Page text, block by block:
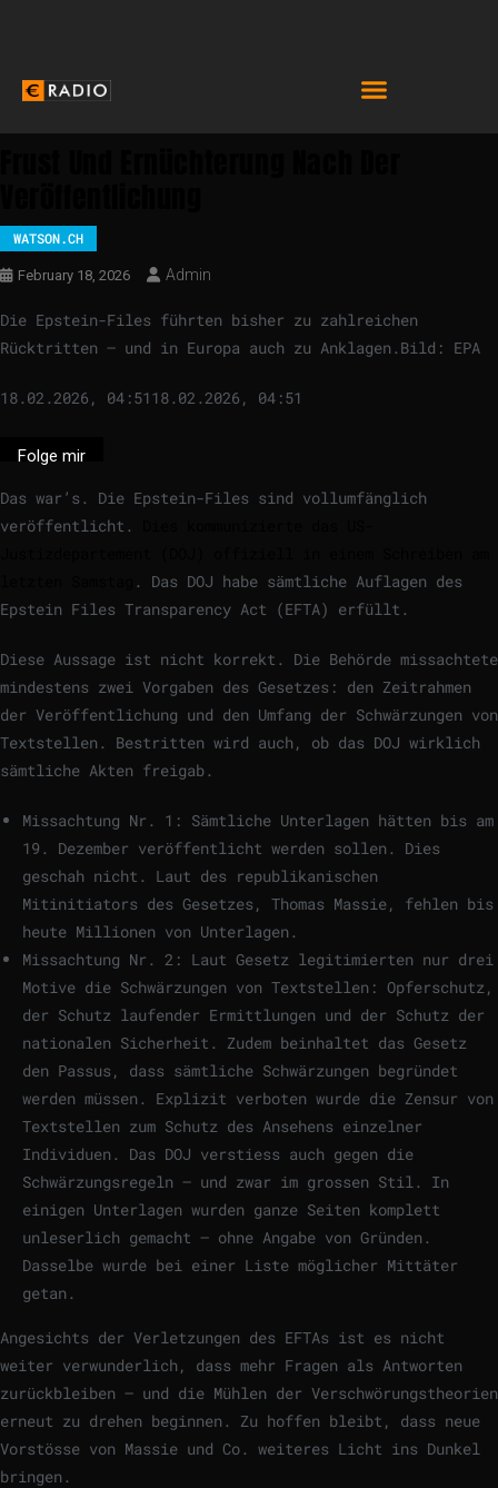
WATSON.CH
February 18, 2026 Admin
Die Epstein-Files führten bisher zu zahlreichen
Rücktritten – und in Europa auch zu Anklagen. Bild: EPA
18.02.2026, 04:5118.02.2026, 04:51
Folge mir
Das war’s. Die Epstein-Files sind vollumfänglich
veröffentlicht.
. Das DOJ habe sämtliche Auflagen des
Epstein Files Transparency Act (EFTA) erfüllt.
Diese Aussage ist nicht korrekt. Die Behörde missachtete
mindestens zwei Vorgaben des Gesetzes: den Zeitrahmen
der Veröffentlichung und den Umfang der Schwärzungen von
Textstellen. Bestritten wird auch, ob das DOJ wirklich
sämtliche Akten freigab.
Missachtung Nr. 1: Sämtliche Unterlagen hätten bis am
19. Dezember veröffentlicht werden sollen. Dies
geschah nicht. Laut des republikanischen
Mitinitiators des Gesetzes, Thomas Massie, fehlen bis
heute Millionen von Unterlagen.
Missachtung Nr. 2: Laut Gesetz legitimierten nur drei
Motive die Schwärzungen von Textstellen: Opferschutz,
der Schutz laufender Ermittlungen und der Schutz der
nationalen Sicherheit. Zudem beinhaltet das Gesetz
den Passus, dass sämtliche Schwärzungen begründet
werden müssen. Explizit verboten wurde die Zensur von
Textstellen zum Schutz des Ansehens einzelner
Individuen. Das DOJ verstiess auch gegen die
Schwärzungsregeln – und zwar im grossen Stil. In
einigen Unterlagen wurden ganze Seiten komplett
unleserlich gemacht – ohne Angabe von Gründen.
Dasselbe wurde bei einer Liste möglicher Mittäter
getan.
Angesichts der Verletzungen des EFTAs ist es nicht
weiter verwunderlich, dass mehr Fragen als Antworten
zurückbleiben – und die Mühlen der Verschwörungstheorien
erneut zu drehen beginnen. Zu hoffen bleibt, dass neue
Vorstösse von Massie und Co. weiteres Licht ins Dunkel
bringen.